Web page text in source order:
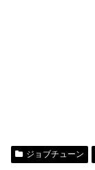
ジョブチューン